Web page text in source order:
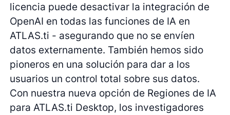
licencia puede desactivar la integración de
OpenAI en todas las funciones de IA en
ATLAS.ti - asegurando que no se envíen
datos externamente. También hemos sido
pioneros en una solución para dar a los
usuarios un control total sobre sus datos.
Con nuestra nueva opción de Regiones de IA
para ATLAS.ti Desktop, los investigadores